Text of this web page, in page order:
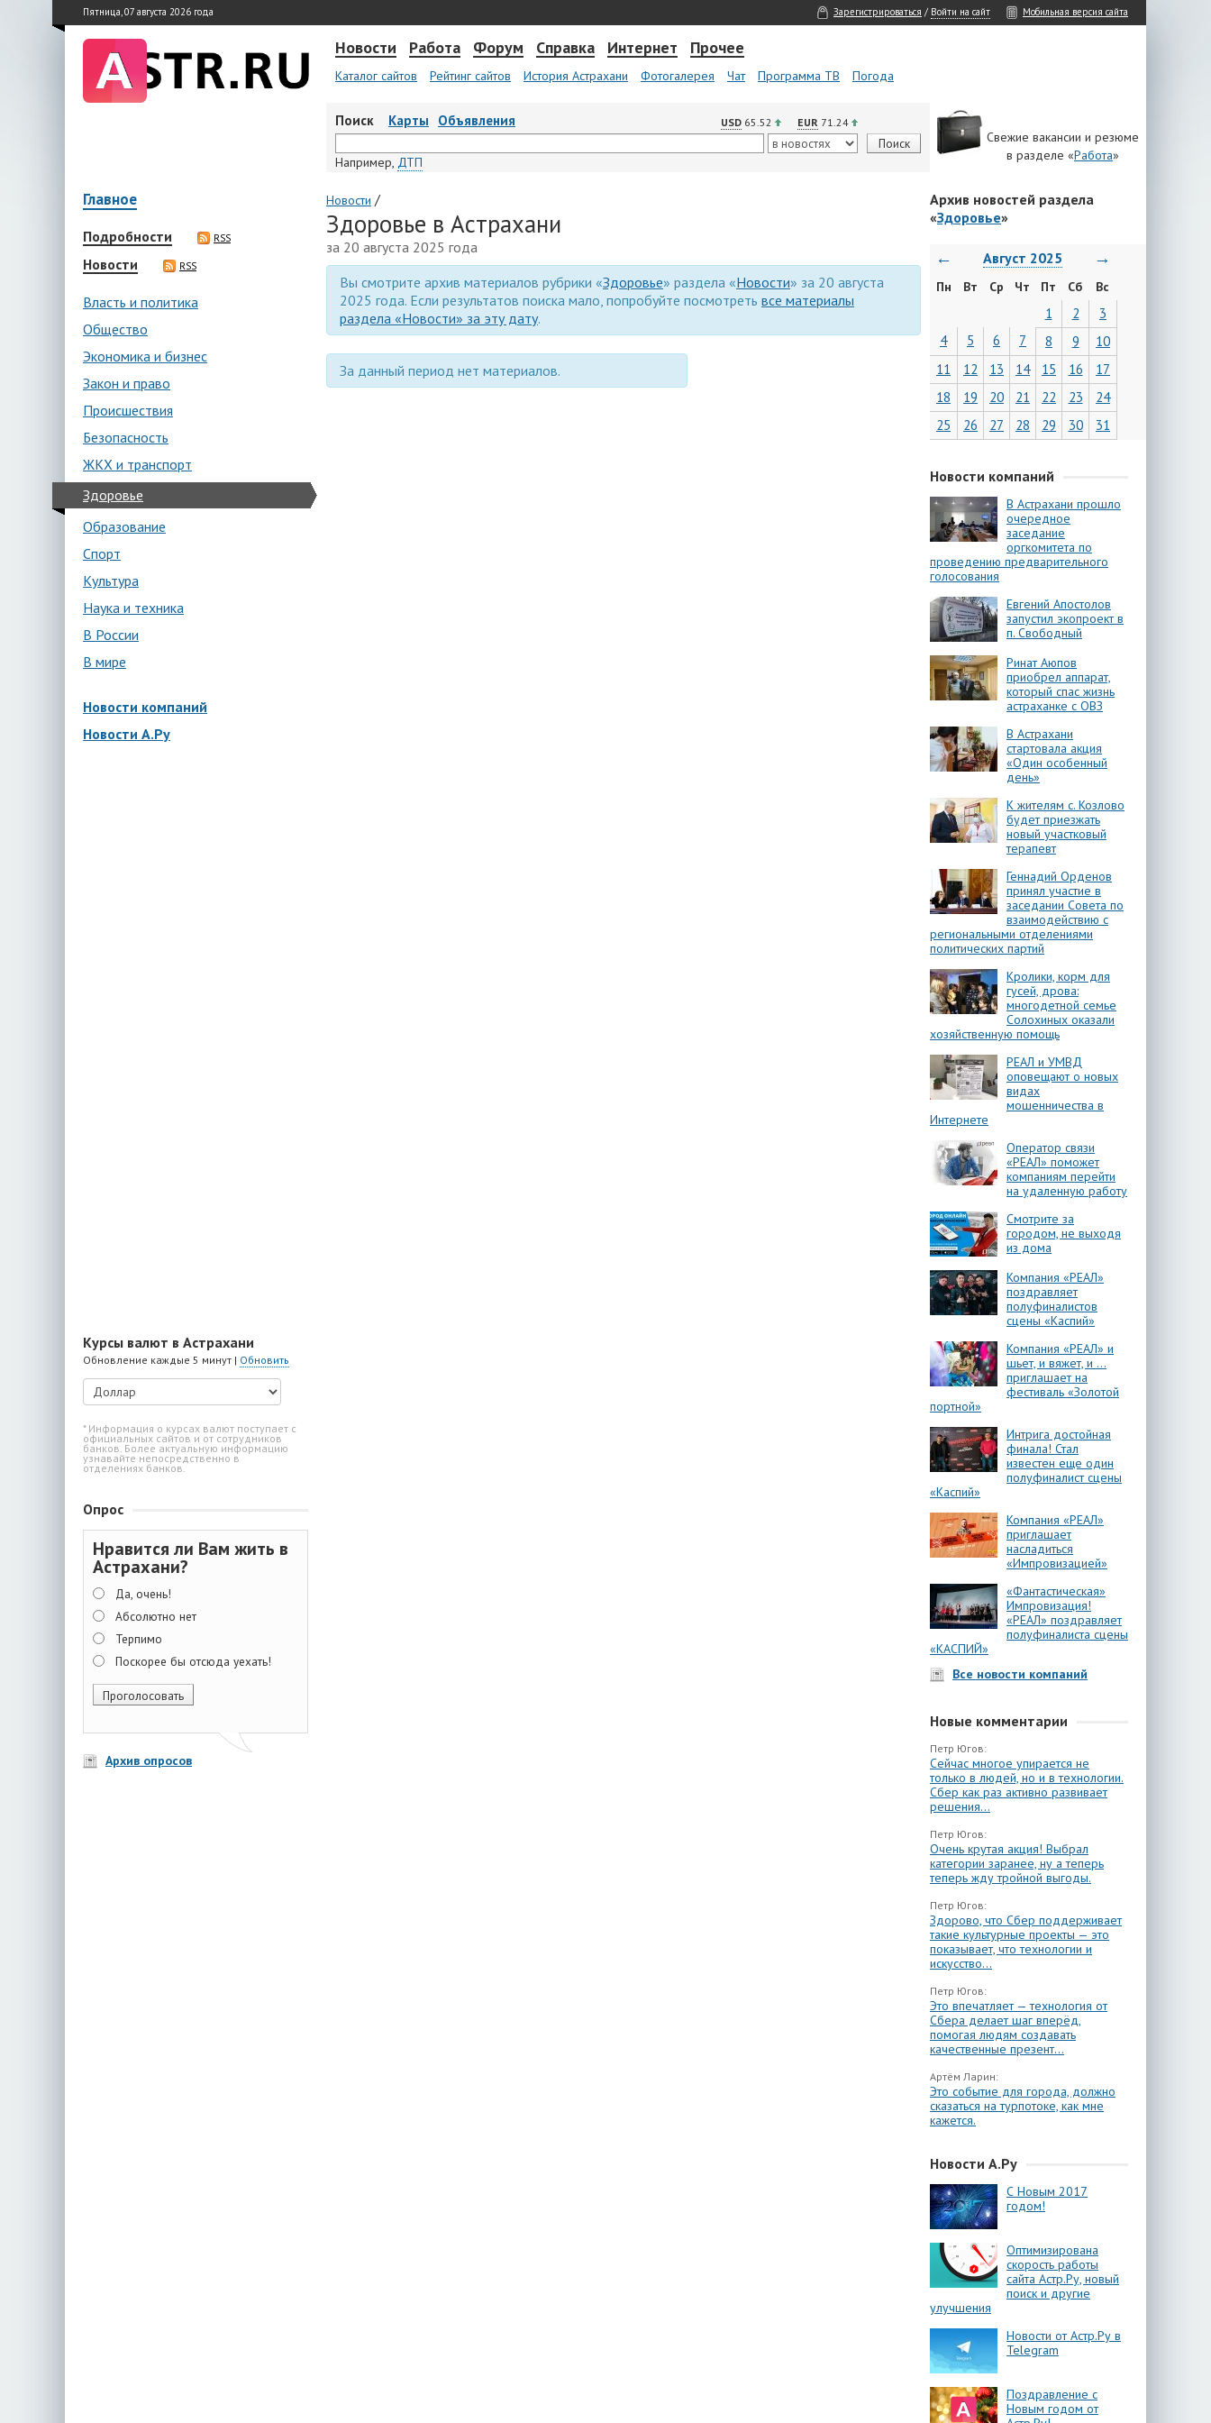
Пятница, 07 августа 2026 года Зарегистрироваться / Войти на сайт Мобильная версия сайта
Новости Работа Форум Справка Интернет Прочее
Каталог сайтов Рейтинг сайтов История Астрахани Фотогалерея Чат Программа ТВ Погода
Поиск Карты Объявления USD 65.52 EUR 71.24
Например, ДТП
Свежие вакансии и резюме
в разделе «Работа»
Главное
Подробности RSS
Новости RSS
Власть и политика
Общество
Экономика и бизнес
Закон и право
Происшествия
Безопасность
ЖКХ и транспорт
Здоровье
Образование
Спорт
Культура
Наука и техника
В России
В мире
Новости компаний
Новости А.Ру
Курсы валют в Астрахани
Обновление каждые 5 минут | Обновить
* Информация о курсах валют поступает с
официальных сайтов и от сотрудников
банков. Более актуальную информацию
узнавайте непосредственно в
отделениях банков.
Опрос
Нравится ли Вам жить в
Астрахани?
Да, очень!
Абсолютно нет
Терпимо
Поскорее бы отсюда уехать!
Архив опросов
Новости /
Здоровье в Астрахани
за 20 августа 2025 года
Вы смотрите архив материалов рубрики «Здоровье» раздела «Новости» за 20 августа
2025 года. Если результатов поиска мало, попробуйте посмотреть все материалы
раздела «Новости» за эту дату.
За данный период нет материалов.
Архив новостей раздела
«Здоровье»
← Август 2025 →
Пн Вт Ср Чт Пт Сб Вс
1 2
3
4
5 6 7 8 9
10
11
12 13 14 15 16
17
18
19 20 21 22 23
24
25
26 27 28 29 30 31
Новости компаний
В Астрахани прошло
очередное
заседание
оргкомитета по
проведению предварительного
голосования
Евгений Апостолов
запустил экопроект в
п. Свободный
Ринат Аюпов
приобрел аппарат,
который спас жизнь
астраханке с ОВЗ
В Астрахани
стартовала акция
«Один особенный
день»
К жителям с. Козлово
будет приезжать
новый участковый
терапевт
Геннадий Орденов
принял участие в
заседании Совета по
взаимодействию с
региональными отделениями
политических партий
Кролики, корм для
гусей, дрова:
многодетной семье
Солохиных оказали
хозяйственную помощь
РЕАЛ и УМВД
оповещают о новых
видах
мошенничества в
Интернете
Оператор связи
«РЕАЛ» поможет
компаниям перейти
на удаленную работу
Смотрите за
городом, не выходя
из дома
Компания «РЕАЛ»
поздравляет
полуфиналистов
сцены «Каспий»
Компания «РЕАЛ» и
шьет, и вяжет, и …
приглашает на
фестиваль «Золотой
портной»
Интрига достойная
финала! Стал
известен еще один
полуфиналист сцены
«Каспий»
Компания «РЕАЛ»
приглашает
насладиться
«Импровизацией»
«Фантастическая»
Импровизация!
«РЕАЛ» поздравляет
полуфиналиста сцены
«КАСПИЙ»
Все новости компаний
Новые комментарии
Петр Югов:
Сейчас многое упирается не
только в людей, но и в технологии.
Сбер как раз активно развивает
решения...
Петр Югов:
Очень крутая акция! Выбрал
категории заранее, ну а теперь
теперь жду тройной выгоды.
Петр Югов:
Здорово, что Сбер поддерживает
такие культурные проекты — это
показывает, что технологии и
искусство...
Петр Югов:
Это впечатляет — технология от
Сбера делает шаг вперёд,
помогая людям создавать
качественные презент...
Артём Ларин:
Это событие для города, должно
сказаться на турпотоке, как мне
кажется.
Новости А.Ру
С Новым 2017
годом!
Оптимизирована
скорость работы
сайта Астр.Ру, новый
поиск и другие
улучшения
Новости от Астр.Ру в
Telegram
Поздравление с
Новым годом от